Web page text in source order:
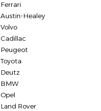
Ferrari
Austin-Healey
Volvo
Cadillac
Peugeot
Toyota
Deutz
BMW
Opel
Land Rover